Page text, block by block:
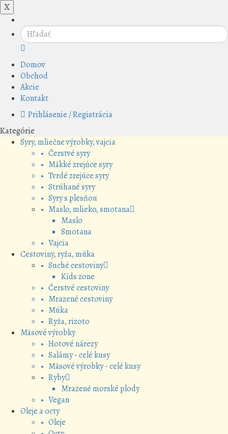
X
Domov
Obchod
Akcie
Kontakt
Prihlásenie / Registrácia
Kategórie
Syry, mliečne výrobky, vajcia
• Čerstvé syry
• Mäkké zrejúce syry
• Tvrdé zrejúce syry
• Strúhané syry
• Syry s plesňou
• Maslo, mlieko, smotana
Maslo
Smotana
• Vajcia
Cestoviny, ryža, múka
• Suché cestoviny
Kids zone
• Čerstvé cestoviny
• Mrazené cestoviny
• Múka
• Ryža, rizoto
Mäsové výrobky
• Hotové nárezy
• Salámy - celé kusy
• Mäsové výrobky - celé kusy
• Ryby
Mrazené morské plody
• Vegan
Oleje a octy
• Oleje